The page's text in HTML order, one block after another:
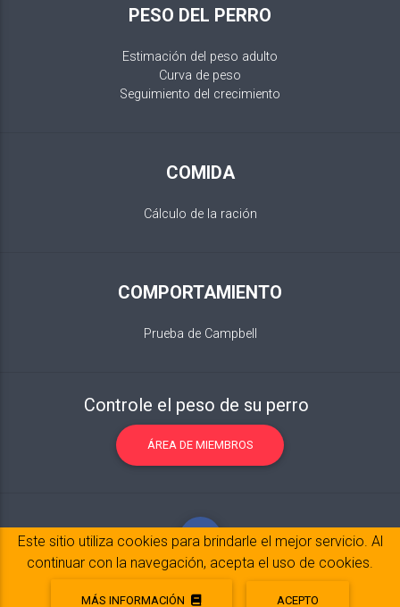
PESO DEL PERRO
Estimación del peso adulto
Curva de peso
Seguimiento del crecimiento
COMIDA
Cálculo de la ración
COMPORTAMIENTO
Prueba de Campbell
Controle el peso de su perro
ÁREA DE MIEMBROS
Este sitio utiliza cookies para brindarle el mejor servicio. Al
continuar con la navegación, acepta el uso de cookies.
MÁS INFORMACIÓN ACEPTO